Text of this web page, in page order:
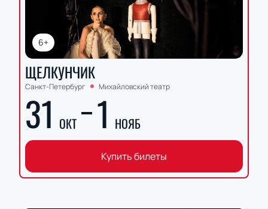
6+
ЩЕЛКУНЧИК
Санкт-Петербург Михайловский театр
31 ОКТ 1 НОЯБ
Купить билеты